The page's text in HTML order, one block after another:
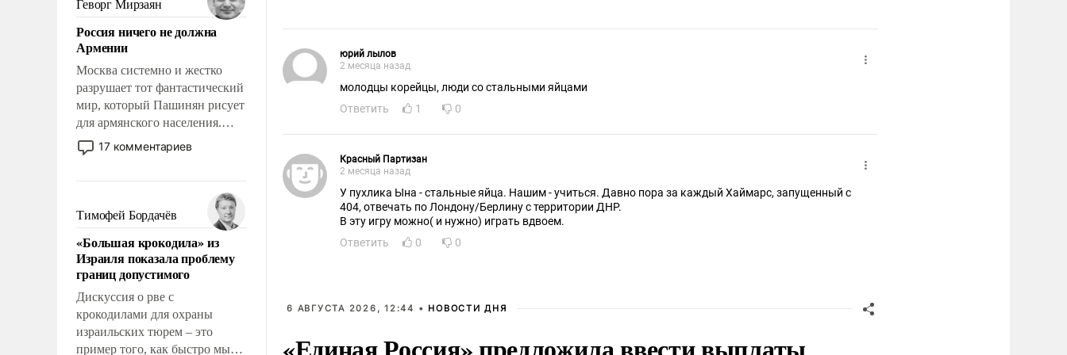
означает многолетний период
уязвимости США, например,
перед Китаем.
Геворг Мирзаян
Россия ничего не должна
Армении
Москва системно и жестко
разрушает тот фантастический
мир, который Пашинян рисует
для армянского населения.
Мир, где политические
прожекты будут безусловно
налогоплательщиков и где
Еревану за свои поступки не
нужно отвечать.
17 комментариев
Тимофей Бордачёв
«Большая крокодила» из
Израиля показала проблему
границ допустимого
Дискуссия о рве с
крокодилами для охраны
израильских тюрем – это
пример того, как быстро мы
юрий лылов
2 месяца назад
молодцы корейцы, люди со стальными яйцами
Ответить
1 0
Красный Партизан
2 месяца назад
У пухлика Ына - стальные яйца. Нашим - учиться. Давно пора за каждый Хаймарс, запущенный с
404, отвечать по Лондону/Берлину с территории ДНР.
В эту игру можно( и нужно) играть вдвоем.
Ответить
0 0
6 АВГУСТА 2026, 12:44 • НОВОСТИ ДНЯ